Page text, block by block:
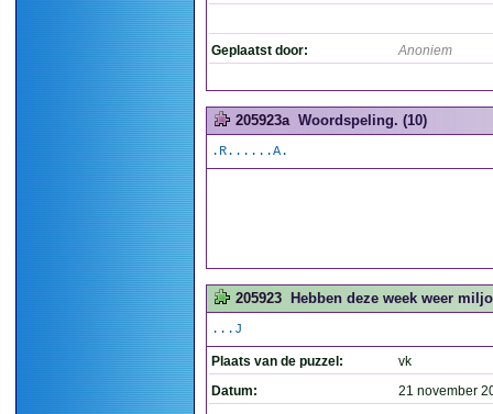
Geplaatst door: Anoniem
205923a Woordspeling. (10)
.R......A.
205923 Hebben deze week weer
...J
Plaats van de puzzel:
vk
Datum:
21 november